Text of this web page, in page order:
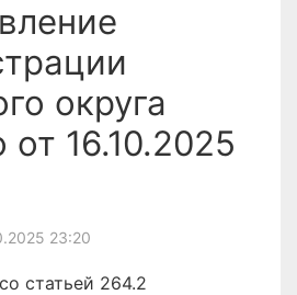
округа
16.10.2025
23:20
статьей 264.2